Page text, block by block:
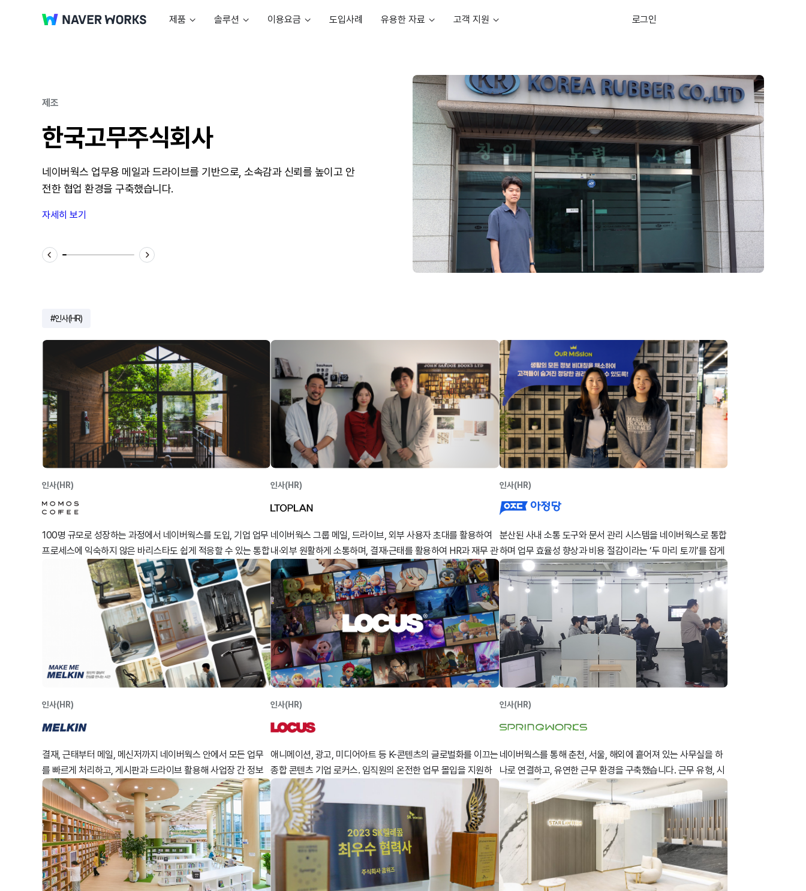
제품 솔루션 이용요금 도입사례 유용한 자료 고객 지원 로그인
공공・지자체
의료・간호・제약
제조
한국고무주식회사
네이버웍스 업무용 메일과 드라이브를 기반으로, 소속감과 신뢰를 높이고 안
전한 협업 환경을 구축했습니다.
자세히 보기
인사(HR)
인사(HR)
100명 규모로 성장하는 과정에서 네이버웍스를 도입, 기업 업무
프로세스에 익숙하지 않은 바리스타도 쉽게 적응할 수 있는 통합
업무 환경을 구축했습니다.
인사(HR)
네이버웍스 그룹 메일, 드라이브, 외부 사용자 초대를 활용하여
내·외부 원활하게 소통하며, 결재·근태를 활용하여 HR과 재무 관
리 업무를 효율적으로 처리하고 있습니다.
인사(HR)
분산된 사내 소통 도구와 문서 관리 시스템을 네이버웍스로 통합
하며 업무 효율성 향상과 비용 절감이라는 ‘두 마리 토끼’를 잡게
되었습니다.
인사(HR)
결재, 근태부터 메일, 메신저까지 네이버웍스 안에서 모든 업무
를 빠르게 처리하고, 게시판과 드라이브 활용해 사업장 간 정보
를 효과적으로 공유함으로써 제품 품질 향상과 브랜드 경쟁력 강
화를 이루고 있습니다.
인사(HR)
애니메이션, 광고, 미디어아트 등 K-콘텐츠의 글로벌화를 이끄는
종합 콘텐츠 기업 로커스. 임직원의 온전한 업무 몰입을 지원하
고 독창적인 콘텐츠를 만드는 비결을 소개합니다.
인사(HR)
네이버웍스를 통해 춘천, 서울, 해외에 흩어져 있는 사무실을 하
나로 연결하고, 유연한 근무 환경을 구축했습니다. 근무 유형, 시
간 등을 자유롭게 설정하는 스프링웍스만의 맞춤형 업무 환경을
만들었습니다.